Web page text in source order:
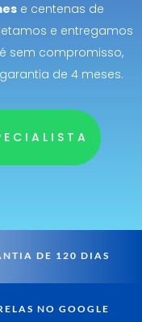
e centenas de
e entregamos
sem compromisso,
de 4 meses.
DE 120 DIAS
NO GOOGLE